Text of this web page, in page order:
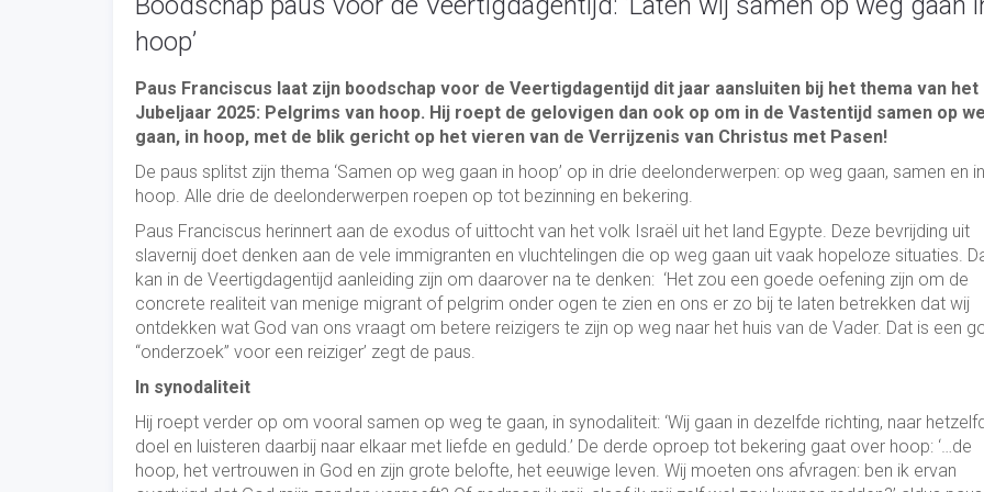
hoop’
Paus Franciscus laat zijn boodschap voor de Veertigdagentijd dit jaar aansluiten bij het thema van het
Jubeljaar 2025: Pelgrims van hoop. Hij roept de gelovigen dan ook op om in de Vastentijd samen op
gaan, in hoop, met de blik gericht op het vieren van de Verrijzenis van Christus met Pasen!
De paus splitst zijn thema ‘Samen op weg gaan in hoop’ op in drie deelonderwerpen: op weg gaan, samen en in
hoop. Alle drie de deelonderwerpen roepen op tot bezinning en bekering.
Paus Franciscus herinnert aan de exodus of uittocht van het volk Israël uit het land Egypte. Deze bevrijding uit
slavernij doet denken aan de vele immigranten en vluchtelingen die op weg gaan uit vaak hopeloze situaties.
kan in de Veertigdagentijd aanleiding zijn om daarover na te denken: ‘Het zou een goede oefening zijn om de
concrete realiteit van menige migrant of pelgrim onder ogen te zien en ons er zo bij te laten betrekken dat wij
ontdekken wat God van ons vraagt om betere reizigers te zijn op weg naar het huis van de Vader. Dat is een
“onderzoek” voor een reiziger’ zegt de paus.
In synodaliteit
Hij roept verder op om vooral samen op weg te gaan, in synodaliteit: ‘Wij gaan in dezelfde richting, naar
doel en luisteren daarbij naar elkaar met liefde en geduld.’ De derde oproep tot bekering gaat over hoop: ‘…de
hoop, het vertrouwen in God en zijn grote belofte, het eeuwige leven. Wij moeten ons afvragen: ben ik ervan